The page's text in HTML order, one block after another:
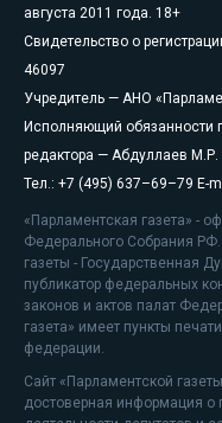
августа 2011 года. 18+
Свидетельство о
46097
Учредитель — АНО
Исполняющий обязанности
редактора — Абдуллаев М.Р.
Тел.: +7 (495) 637–69–79 E-
«Парламентская газета» -
Федерального Собрания
газеты - Государственная
публикатор федеральных
законов и актов палат
газета» имеет пункты
федерации.
Сайт «Парламентской
достоверная информация о